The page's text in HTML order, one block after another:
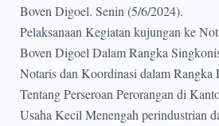
Boven Digoel. Senin (5/6/2024).
Pelaksanaan Kegiatan kujungan ke
Boven Digoel Dalam Rangka
Notaris dan Koordinasi dalam Rangka
Tentang Perseroan Perorangan di
Usaha Kecil Menengah perindustrian